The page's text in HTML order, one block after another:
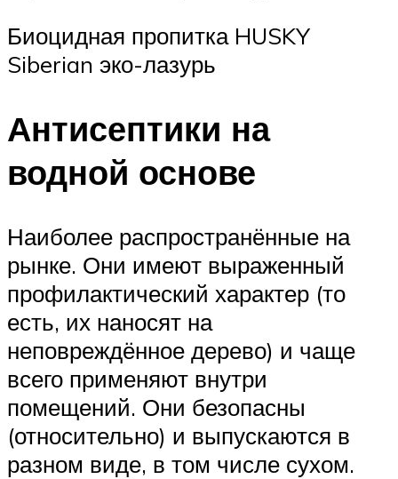
Биоцидная пропитка HUSKY
Siberian эко-лазурь
Антисептики на
водной основе
Наиболее распространённые на
рынке. Они имеют выраженный
профилактический характер (то
есть, их наносят на
неповреждённое дерево) и чаще
всего применяют внутри
помещений. Они безопасны
(относительно) и выпускаются в
разном виде, в том числе сухом.